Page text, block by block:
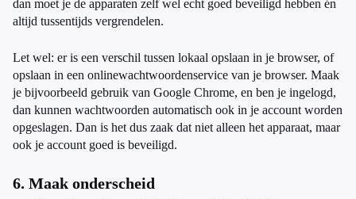
dan moet je de apparaten zelf wel echt goed beveiligd hebben én
altijd tussentijds vergrendelen.
Let wel: er is een verschil tussen lokaal opslaan in je browser, of
opslaan in een onlinewachtwoordenservice van je browser. Maak
je bijvoorbeeld gebruik van Google Chrome, en ben je ingelogd,
dan kunnen wachtwoorden automatisch ook in je account worden
opgeslagen. Dan is het dus zaak dat niet alleen het apparaat, maar
ook je account goed is beveiligd.
6. Maak onderscheid